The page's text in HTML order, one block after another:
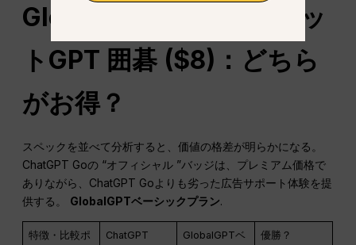
GlobalGPT ($5.8).
チャッ
トGPT 囲碁 ($8)：どちら
がお得？
スペックを並べて分析すると、価値の格差が明らかになる。
ChatGPT Goの “オフィシャル ”バッジは、プレミアム価格で
ありながら、ChatGPT Goよりも劣った広告サポート体験を提
供する。 GlobalGPTベーシックプラン.
特徴・比較ポ
ChatGPT
GlobalGPTベ
優勝？